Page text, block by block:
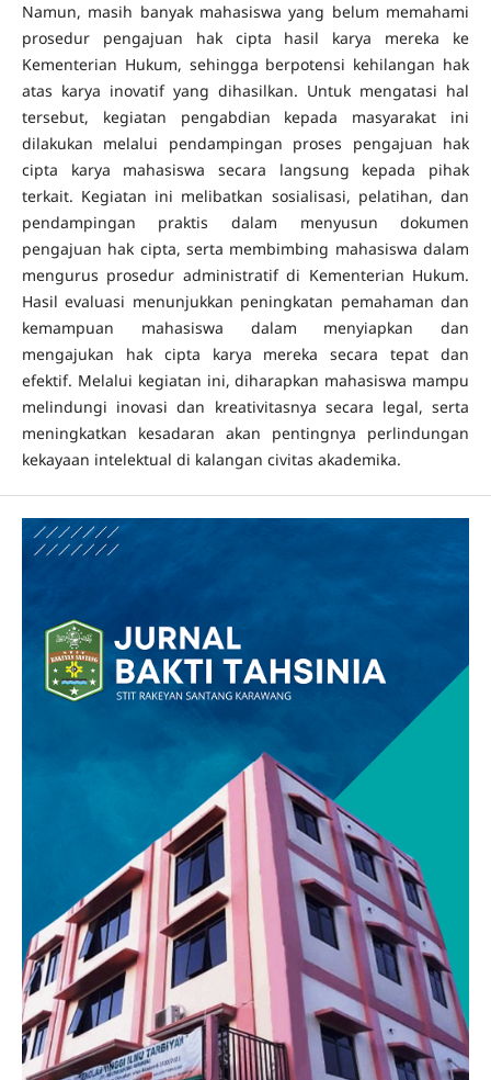
Namun, masih banyak mahasiswa yang belum memahami
prosedur pengajuan hak cipta hasil karya mereka ke
Kementerian Hukum, sehingga berpotensi kehilangan hak
atas karya inovatif yang dihasilkan. Untuk mengatasi hal
tersebut, kegiatan pengabdian kepada masyarakat ini
dilakukan melalui pendampingan proses pengajuan hak
cipta karya mahasiswa secara langsung kepada pihak
terkait. Kegiatan ini melibatkan sosialisasi, pelatihan, dan
pendampingan praktis dalam menyusun dokumen
pengajuan hak cipta, serta membimbing mahasiswa dalam
mengurus prosedur administratif di Kementerian Hukum.
Hasil evaluasi menunjukkan peningkatan pemahaman dan
kemampuan mahasiswa dalam menyiapkan dan
mengajukan hak cipta karya mereka secara tepat dan
efektif. Melalui kegiatan ini, diharapkan mahasiswa mampu
melindungi inovasi dan kreativitasnya secara legal, serta
meningkatkan kesadaran akan pentingnya perlindungan
kekayaan intelektual di kalangan civitas akademika.